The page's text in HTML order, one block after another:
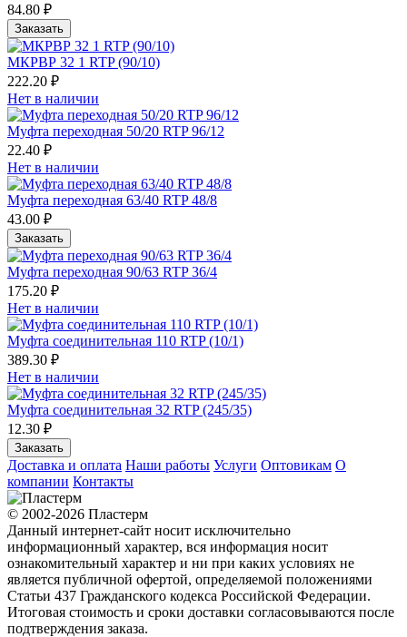
84.80 ₽
Заказать
МКРВР 32 1 RTP (90/10)
222.20 ₽
Нет в наличии
Муфта переходная 50/20 RTP 96/12
22.40 ₽
Нет в наличии
Муфта переходная 63/40 RTP 48/8
43.00 ₽
Заказать
Муфта переходная 90/63 RTP 36/4
175.20 ₽
Нет в наличии
Муфта соединительная 110 RTP (10/1)
389.30 ₽
Нет в наличии
Муфта соединительная 32 RTP (245/35)
12.30 ₽
Заказать
Доставка и оплата Наши работы Услуги Оптовикам О
компании Контакты
© 2002-2026 Пластерм
Данный интернет-сайт носит исключительно
информационный характер, вся информация носит
ознакомительный характер и ни при каких условиях не
является публичной офертой, определяемой положениями
Статьи 437 Гражданского кодекса Российской Федерации.
Итоговая стоимость и сроки доставки согласовываются после
подтверждения заказа.